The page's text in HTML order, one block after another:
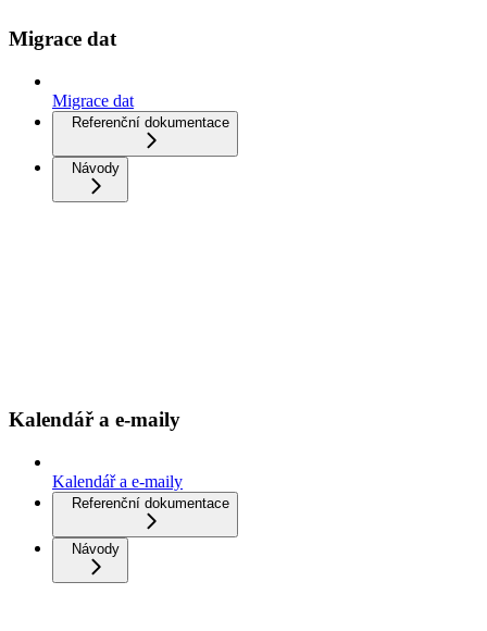
Migrace dat
Migrace dat
Referenční dokumentace
Návody
Kalendář a e-maily
Kalendář a e-maily
Referenční dokumentace
Návody